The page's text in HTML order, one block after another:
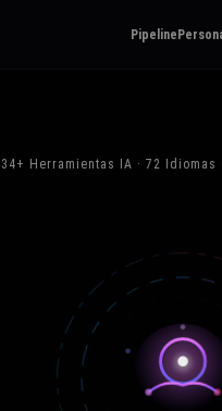
Pipeline
34+ Herramientas IA · 72 Idiomas